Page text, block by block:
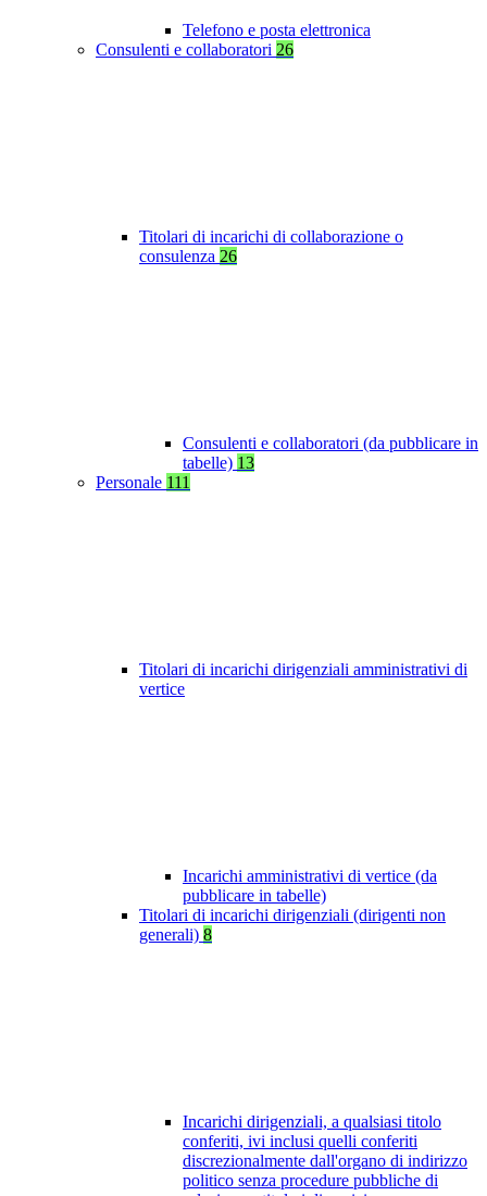
Telefono e posta elettronica
Consulenti e collaboratori 26
Titolari di incarichi di collaborazione o
consulenza 26
Consulenti e collaboratori (da pubblicare in
tabelle) 13
Personale 111
Titolari di incarichi dirigenziali amministrativi di
vertice
Incarichi amministrativi di vertice (da
pubblicare in tabelle)
Titolari di incarichi dirigenziali (dirigenti non
generali) 8
Incarichi dirigenziali, a qualsiasi titolo
conferiti, ivi inclusi quelli conferiti
discrezionalmente dall'organo di indirizzo
politico senza procedure pubbliche di